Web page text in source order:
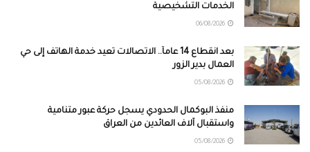
الخدمات التشخيصية
بعد انقطاع 14 عاماً.. الاتصالات تعيد خدمة الهاتف إلى حي
العمال بدير الزور
منفذ البوكمال الحدودي يسجل حركة عبور متنامية
واستقبال آلاف العائدين من العراق